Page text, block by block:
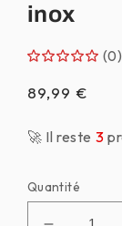
inox
(0)
Prix
89,99 €
🚀 Il reste 3
Quantité